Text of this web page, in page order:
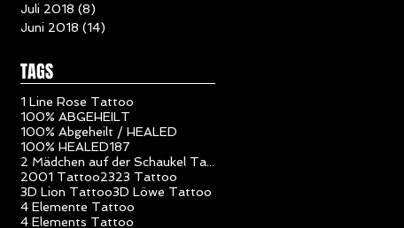
Juli 2018 (8)
Juni 2018 (14)
TAGS
1 Line Rose Tattoo
100% ABGEHEILT
100% Abgeheilt / HEALED
100% HEALED187
2001 Tattoo2323 Tattoo
3D Lion Tattoo3D Löwe Tattoo
4 Elemente Tattoo
4 Elements Tattoo